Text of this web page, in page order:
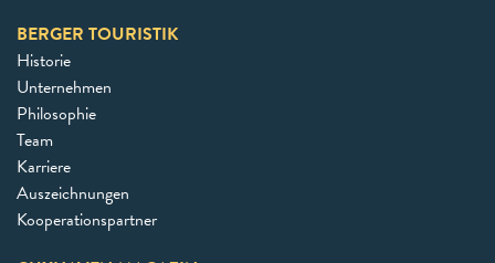
BERGER TOURISTIK
Historie
Unternehmen
Philosophie
Team
Karriere
Auszeichnungen
Kooperationspartner